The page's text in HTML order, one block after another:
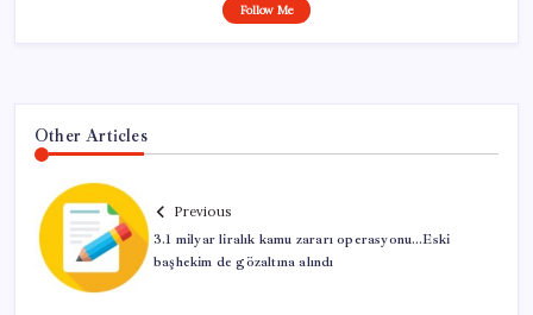
Follow Me
Other Articles
Previous
3.1 milyar liralık kamu zararı operasyonu…Eski
başhekim de gözaltına alındı